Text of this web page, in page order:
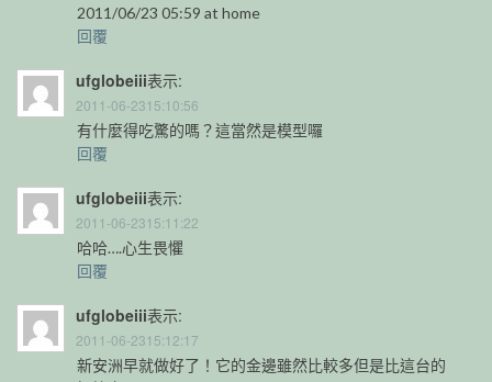
2011/06/23 05:59 at home
回覆
ufglobeiii表示:
2011-06-2315:10:56
有什麼得吃驚的嗎？這當然是模型囉
回覆
ufglobeiii表示:
2011-06-2315:11:22
哈哈….心生畏懼
回覆
ufglobeiii表示:
2011-06-2315:12:17
新安洲早就做好了！它的金邊雖然比較多但是比這台的